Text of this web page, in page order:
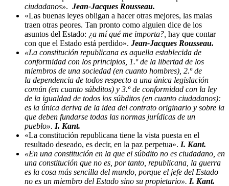
ciudadanos». Jean-Jacques Rousseau.
«Las buenas leyes obligan a hacer otras mejores, las malas
traen otras peores. Tan pronto como alguien dice de los
asuntos del Estado: ¿a mí qué me importa?, hay que contar
con que el Estado está perdido». Jean-Jacques Rousseau.
«La constitución republicana es aquella establecida de
conformidad con los principios, 1.º de la libertad de los
miembros de una sociedad (en cuanto hombres), 2.º de
la dependencia de todos respecto a una única legislación
común (en cuanto súbditos) y 3.º de conformidad con la ley
de la igualdad de todos los súbditos (en cuanto ciudadanos):
es la única deriva de la idea del contrato originario y sobre la
que deben fundarse todas las normas jurídicas de un
pueblo». I. Kant.
«La constitución republicana tiene la vista puesta en el
resultado deseado, es decir, en la paz perpetua». I. Kant.
«En una constitución en la que el súbdito no es ciudadano, en
una constitución que no es, por tanto, republicana, la guerra
es la cosa más sencilla del mundo, porque el jefe del Estado
no es un miembro del Estado sino su propietario». I. Kant.